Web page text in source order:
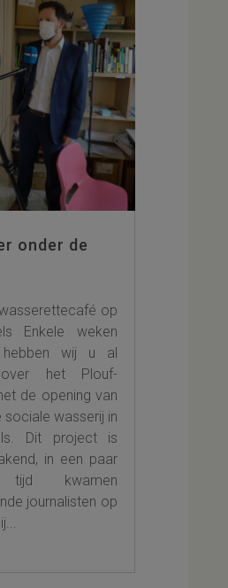
onder de
op
Enkele weken
hebben wij u al
het Plouf-
de opening van
sociale wasserij in
Dit project is
in een paar
tijd kwamen
journalisten op